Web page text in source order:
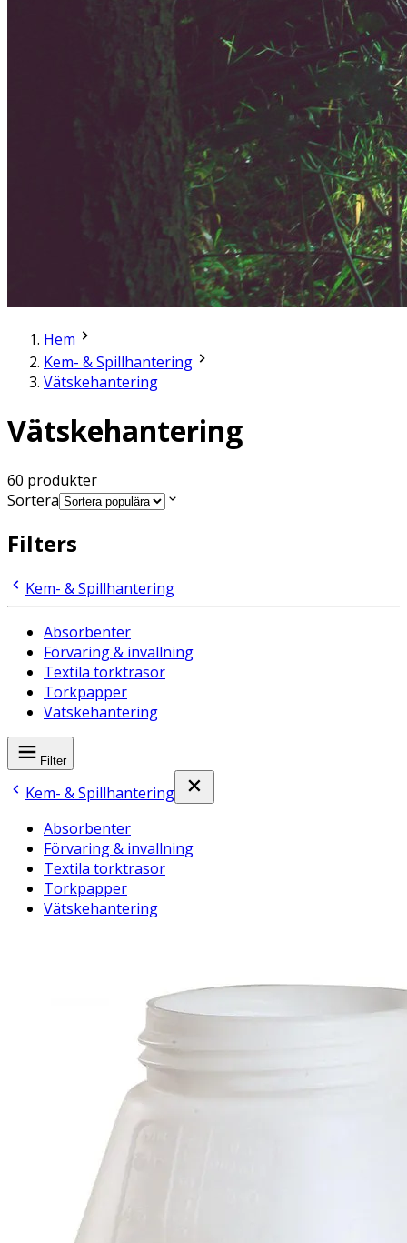
Hem
Kem- & Spillhantering
Vätskehantering
Vätskehantering
60 produkter
Sortera
Filters
Kem- & Spillhantering
Absorbenter
Förvaring & invallning
Textila torktrasor
Torkpapper
Vätskehantering
Filter
Kem- & Spillhantering
Absorbenter
Förvaring & invallning
Textila torktrasor
Torkpapper
Vätskehantering